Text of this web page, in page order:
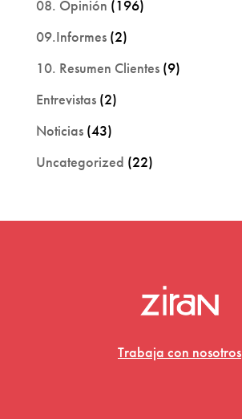
08. Opinión (196)
09.Informes(2)
10. Resumen Clientes(9)
Entrevistas(2)
Noticias(43)
Uncategorized (22)
Trabaja con nosotros